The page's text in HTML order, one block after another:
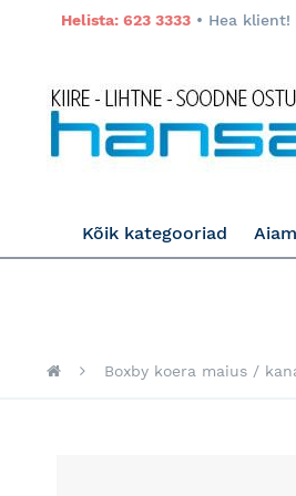
Helista: 623 3333 • Hea
Kõik kategooriad
Boxby koera maius /